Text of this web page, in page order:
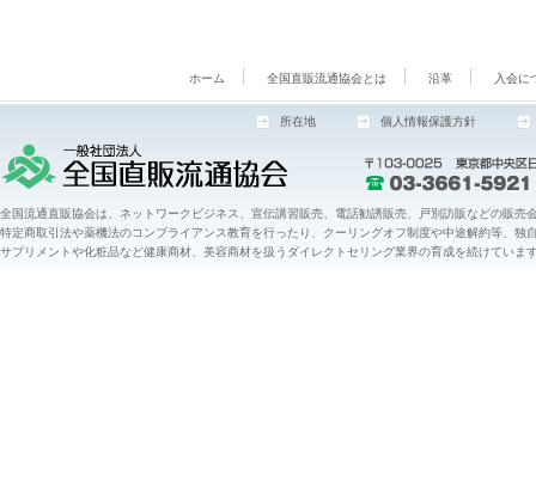
ホーム 全国直販流通協会とは 沿革 入会に
所在地 個人情報保護方針
全国流通直販協会は、ネットワークビジネス、宣伝講習販売、電話勧誘販売、戸別訪販などの販売
特定商取引法や薬機法のコンプライアンス教育を行ったり、クーリングオフ制度や中途解約等、
サプリメントや化粧品など健康商材、美容商材を扱うダイレクトセリング業界の育成を続けていま